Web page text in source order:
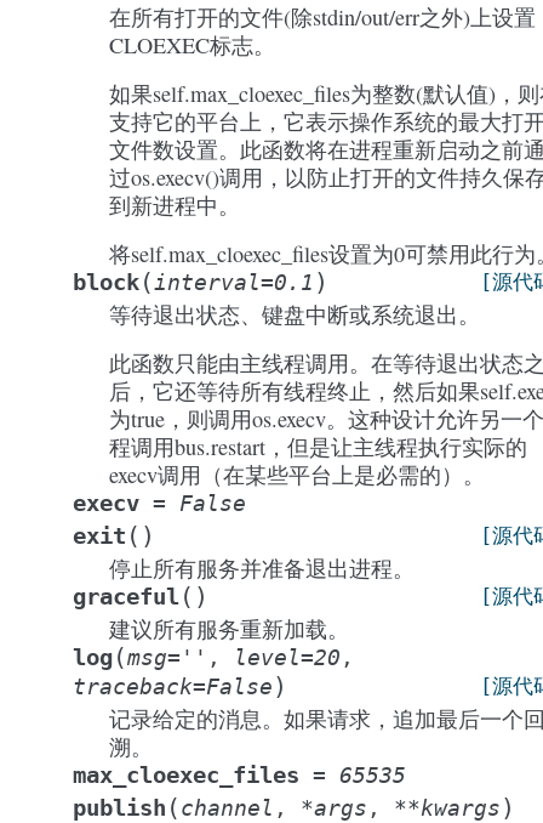
在所有打开的文件(除stdin/out/err之外)上设置
CLOEXEC标志。
如果self.max_cloexec_files为整数(默认值)，
支持它的平台上，它表示操作系统的最大打
文件数设置。此函数将在进程重新启动之前
过os.execv()调用，以防止打开的文件持久保
到新进程中。
将self.max_cloexec_files设置为0可禁用此行为
block(interval=0.1 ) [源代
等待退出状态、键盘中断或系统退出。
此函数只能由主线程调用。在等待退出状态
后，它还等待所有线程终止，然后如果
为true，则调用os.execv。这种设计允许另一
程调用bus.restart，但是让主线程执行实际的
execv调用（在某些平台上是必需的）。
execv = False
exit ( ) [源代
停止所有服务并准备退出进程。
graceful( ) [源代
建议所有服务重新加载。
log(msg= '' , level=20 ,
traceback=False) [源代
记录给定的消息。如果请求，追加最后一个
溯。
max_cloexec_files = 65535
publish (channel , *args , **kwargs)